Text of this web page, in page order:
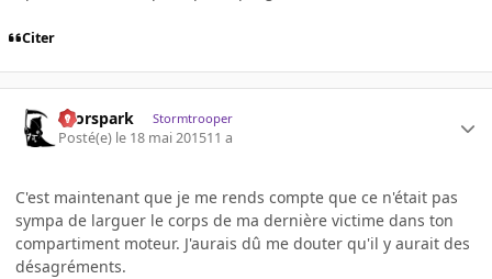
Citer
thorspark Stormtrooper
Posté(e) le 18 mai 201511 a
C'est maintenant que je me rends compte que ce n'était pas
sympa de larguer le corps de ma dernière victime dans ton
compartiment moteur. J'aurais dû me douter qu'il y aurait des
désagréments.